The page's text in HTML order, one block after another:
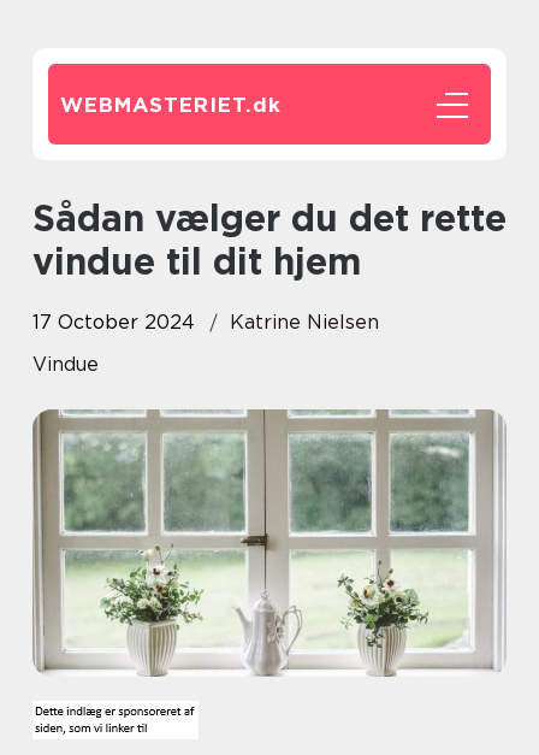
WEBMASTERIET.dk
Sådan vælger du det rette
vindue til dit hjem
17 October 2024
Katrine Nielsen
Vindue